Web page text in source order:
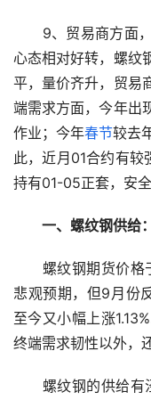
9、贸易商方面，
心态相对好转，螺纹
平，量价齐升，贸易
端需求方面，今年出
作业；今年春节较去
此，近月01合约有
持有01-05正套，安全
一、螺纹钢供给
螺纹钢期货价格
悲观预期，但9月份
至今又小幅上涨
终端需求韧性以外，
螺纹钢的供给有